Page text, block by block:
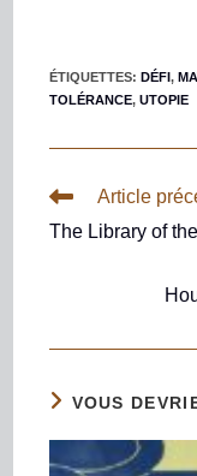
ÉTIQUETTES:DÉFI,
TOLÉRANCE, UTOPIE
Article
The Library of
VOUS